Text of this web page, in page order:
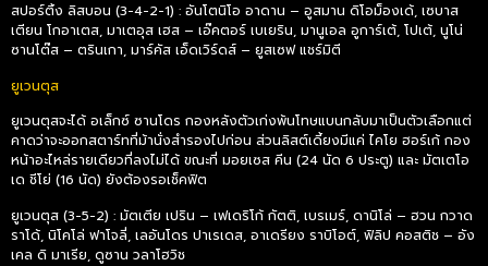
สปอร์ติ้ง ลิสบอน (3-4-2-1) : อันโตนิโอ อาดาน – อูสมาน ดิโอม็องเด้, เซบาส
เตียน โกอาเตส, มาเตอุส เฮส – เอ๊คตอร์ เบเยริน, มานูเอล อูการ์เต้, โปเต้, นูโน่
ซานโต๊ส – ตรินเกา, มาร์คัส เอ็ดเวิร์ดส์ – ยูสเซฟ แชร์มิตี
ยูเวนตุส
ยูเวนตุสจะได้ อเล็กซ์ ซานโดร กองหลังตัวเก่งพ้นโทษแบนกลับมาเป็นตัวเลือกแต่
คาดว่าจะออกสตาร์ทที่ม้านั่งสำรองไปก่อน ส่วนลิสต์เดี้ยงมีแค่ ไคโย ฮอร์เก้ กอง
หน้าอะไหล่รายเดียวที่ลงไม่ได้ ขณะที่ มอยเซส คีน (24 นัด 6 ประตู) และ มัตเตโอ
เด ชีโย่ (16 นัด) ยังต้องรอเช็คฟิต
ยูเวนตุส (3-5-2) : มัตเตีย เปริน – เฟเดริโก้ กัตติ, เบรเมร์, ดานิโล่ – ฮวน กวาด
ราโด้, นิโคโล่ ฟาโจลี่, เลอันโดร ปาเรเดส, อาเดรียง ราบิโอต์, ฟิลิป คอสติช – อัง
เคล ดิ มาเรีย, ดูซาน วลาโฮวิช